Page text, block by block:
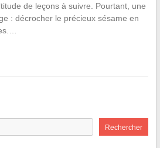
de leçons à suivre. Pourtant, une
: décrocher le précieux sésame en
Rechercher